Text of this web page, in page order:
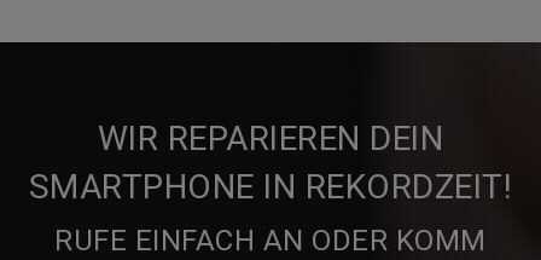
WIR REPARIEREN DEIN
SMARTPHONE IN REKORDZEIT!
RUFE EINFACH AN ODER KOMM